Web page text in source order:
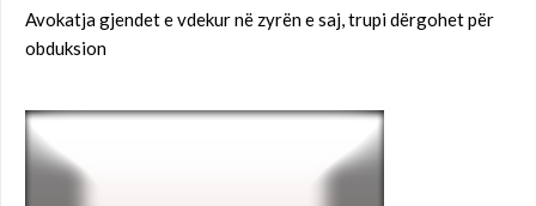
Avokatja gjendet e vdekur në zyrën e saj, trupi dërgohet për
obduksion